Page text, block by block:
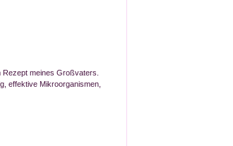
meines Großvaters.
effektive Mikroorganismen,